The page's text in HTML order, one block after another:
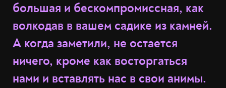
большая и бескомпромиссная, как
волкодав в вашем садике из камней.
А когда заметили, не остается
ничего, кроме как восторгаться
нами и вставлять нас в свои анимы.